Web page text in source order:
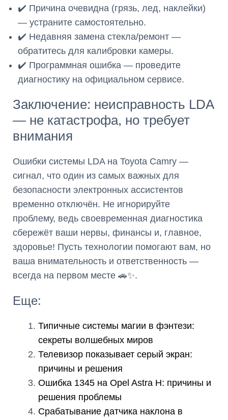
✔️ Причина очевидна (грязь, лед, наклейки)
— устраните самостоятельно.
✔️ Недавняя замена стекла/ремонт —
обратитесь для калибровки камеры.
✔️ Программная ошибка — проведите
диагностику на официальном сервисе.
Заключение: неисправность LDA
— не катастрофа, но требует
внимания
Ошибки системы LDA на Toyota Camry —
сигнал, что один из самых важных для
безопасности электронных ассистентов
временно отключён. Не игнорируйте
проблему, ведь своевременная диагностика
сбережёт ваши нервы, финансы и, главное,
здоровье! Пусть технологии помогают вам, но
ваша внимательность и ответственность —
всегда на первом месте 🚗✨.
Еще:
Типичные системы магии в фэнтези:
секреты волшебных миров
Телевизор показывает серый экран:
причины и решения
Ошибка 1345 на Opel Astra H: причины и
решения проблемы
Срабатывание датчика наклона в